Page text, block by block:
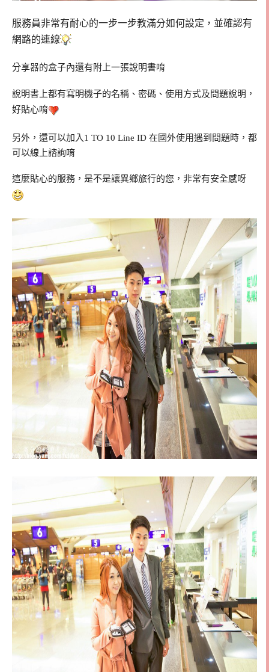
服務員非常有耐心的一步一步教滿分如何設定，並確認有
網路的連線
分享器的盒子內還有附上一張說明書唷
說明書上都有寫明機子的名稱、密碼、使用方式及問題說明，
好貼心唷
另外，還可以加入1 TO 10 Line ID 在國外使用遇到問題時，都
可以線上諮詢唷
這麼貼心的服務，是不是讓異鄉旅行的您，非常有安全感呀